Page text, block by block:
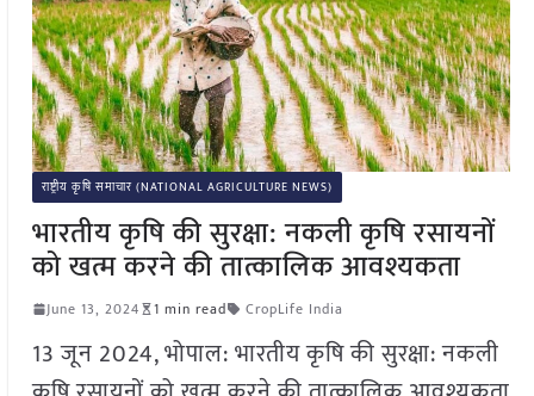
राष्ट्रीय कृषि समाचार (NATIONAL AGRICULTURE NEWS)
भारतीय कृषि की सुरक्षा: नकली कृषि रसायनों
को खत्म करने की तात्कालिक आवश्यकता
June 13, 2024 1 min read CropLife India
13 जून 2024, भोपाल: भारतीय कृषि की सुरक्षा: नकली